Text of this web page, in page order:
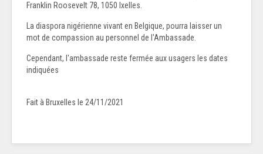
Franklin Roosevelt 78, 1050 Ixelles.
La diaspora nigérienne vivant en Belgique, pourra laisser un
mot de compassion au personnel de l'Ambassade.
Cependant, l'ambassade reste fermée aux usagers les dates
indiquées
Fait à Bruxelles le 24/11/2021